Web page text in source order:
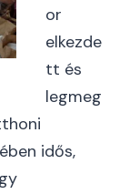
or
elkezde
tt és
legmeg
idős,